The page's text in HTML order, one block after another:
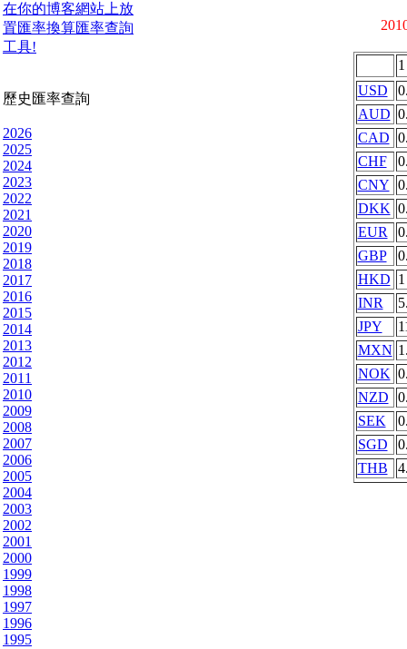
在你的博客網站上放
置匯率換算匯率查詢
工具!
歷史匯率查詢
2026
2025
2024
2023
2022
2021
2020
2019
2018
2017
2016
2015
2014
2013
2012
2011
2010
2009
2008
2007
2006
2005
2004
2003
2002
2001
2000
1999
1998
1997
1996
1995
USD
AUD
CAD
CHF
CNY
DKK
EUR
GBP
HKD 1
INR
JPY
MXN
NOK
NZD
SEK
SGD
THB